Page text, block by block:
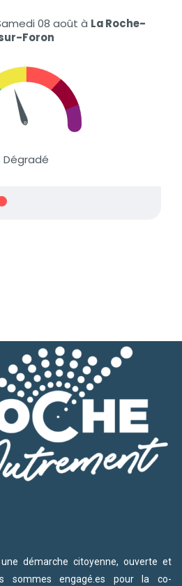
démarche citoyenne, ouverte et
sommes engagé.es pour la co-